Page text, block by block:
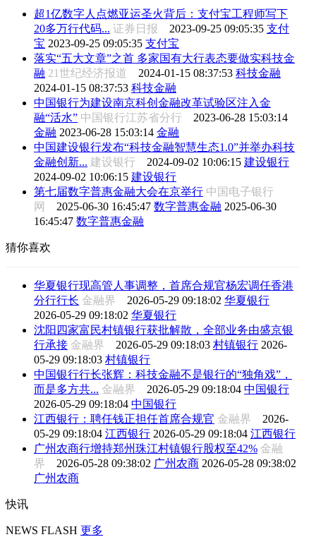
超1亿数字人点燃亚运圣火背后：支付宝工程师写下
20多万行代码... 证券日报 2023-09-25 09:05:35 支付
宝 2023-09-25 09:05:35 支付宝
落实“五大文章”之首 多家国有大行表态要做实科技金
融 21世纪经济报道 2024-01-15 08:37:53 科技金融
2024-01-15 08:37:53 科技金融
中国银行为建设南京科创金融改革试验区注入金
融“活水” 中国银行江苏省分行 2023-06-28 15:03:14
金融 2023-06-28 15:03:14 金融
中国建设银行发布“科技金融智慧生态1.0”并举办科技
金融创新... 建设银行 2024-09-02 10:06:15 建设银行
2024-09-02 10:06:15 建设银行
第七届数字普惠金融大会在京举行 中国电子银行
网 2025-06-30 16:45:47 数字普惠金融 2025-06-30
16:45:47 数字普惠金融
猜你喜欢
华夏银行现高管人事调整，首席合规官杨宏调任香港
分行行长 金融界 2026-05-29 09:18:02 华夏银行
2026-05-29 09:18:02 华夏银行
沈阳四家富民村镇银行获批解散，全部业务由盛京银
行承接 金融界 2026-05-29 09:18:03 村镇银行 2026-
05-29 09:18:03 村镇银行
中国银行行长张辉：科技金融不是银行的“独角戏”，
而是多方共... 金融界 2026-05-29 09:18:04 中国银行
2026-05-29 09:18:04 中国银行
江西银行：聘任钱正担任首席合规官 金融界 2026-
05-29 09:18:04 江西银行 2026-05-29 09:18:04 江西银行
广州农商行增持郑州珠江村镇银行股权至42% 金融
界 2026-05-28 09:38:02 广州农商 2026-05-28 09:38:02
广州农商
快讯
NEWS FLASH 更多